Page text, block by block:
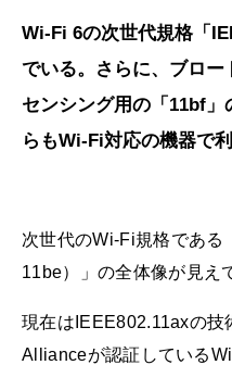
Wi-Fi 6の次世代規格「
でいる。さらに、ブロー
センシング用の「11bf
らもWi-Fi対応の機器で
次世代のWi-Fi規格である
11be）」の全体像が見え
現在はIEEE802.11axの技
Allianceが認証している